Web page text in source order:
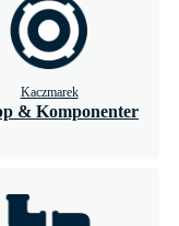
Kaczmarek
& Komponenter